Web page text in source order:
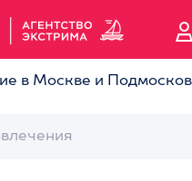
в Москве и